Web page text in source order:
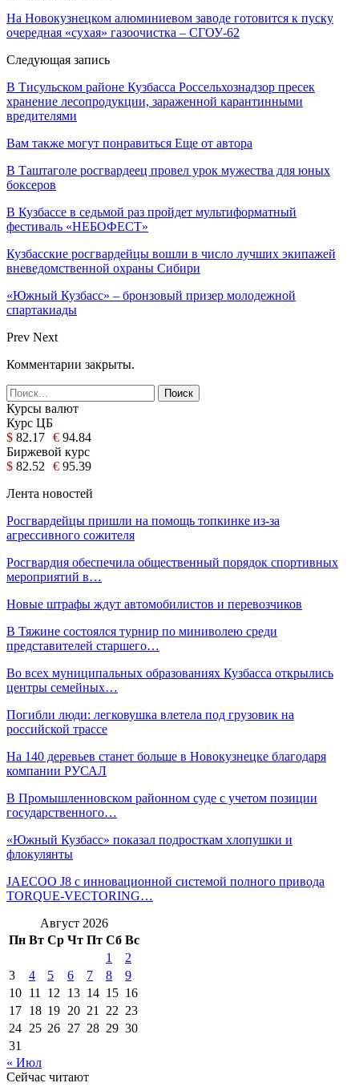
На Новокузнецком алюминиевом заводе готовится к пуску
очередная «сухая» газоочистка – СГОУ-62
Следующая запись
В Тисульском районе Кузбасса Россельхознадзор пресек
хранение лесопродукции, зараженной карантинными
вредителями
Вам также могут понравиться Еще от автора
В Таштаголе росгвардеец провел урок мужества для юных
боксеров
В Кузбассе в седьмой раз пройдет мультиформатный
фестиваль «НЕБОФЕСТ»
Кузбасские росгвардейцы вошли в число лучших экипажей
вневедомственной охраны Сибири
«Южный Кузбасс» – бронзовый призер молодежной
спартакиады
Prev Next
Комментарии закрыты.
Курсы валют
Курс ЦБ
$ 82.17 € 94.84
Биржевой курс
$ 82.52 € 95.39
Лента новостей
Росгвардейцы пришли на помощь топкинке из-за
агрессивного сожителя
Росгвардия обеспечила общественный порядок спортивных
мероприятий в…
Новые штрафы ждут автомобилистов и перевозчиков
В Тяжине состоялся турнир по миниволею среди
представителей старшего…
Во всех муниципальных образованиях Кузбасса открылись
центры семейных…
Погибли люди: легковушка влетела под грузовик на
российской трассе
На 140 деревьев станет больше в Новокузнецке благодаря
компании РУСАЛ
В Промышленновском районном суде с учетом позиции
государственного…
«Южный Кузбасс» показал подросткам хлопушки и
флокулянты
JAECOO J8 с инновационной системой полного привода
TORQUE-VECTORING…
Август 2026
Пн Вт Ср Чт Пт Сб Вс
1
2
3
4 5 6 7 8
9
10 11 12 13 14 15 16
17 18 19 20 21 22 23
24 25 26 27 28 29 30
31
« Июл
Сейчас читают